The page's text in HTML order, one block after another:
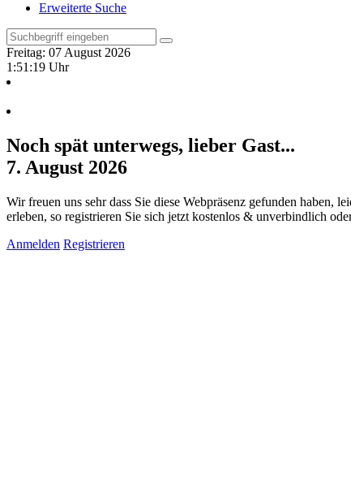
Erweiterte Suche
Freitag: 07 August 2026
1:51:20 Uhr
Noch spät unterwegs, lieber Gast...
7. August 2026
Wir freuen uns sehr dass Sie diese Webpräsenz gefunden haben,
erleben, so registrieren Sie sich jetzt kostenlos & unverbindlich
Anmelden Registrieren